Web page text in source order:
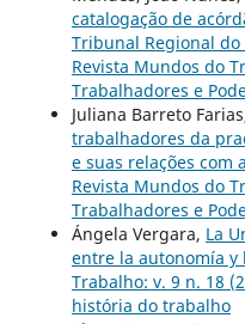
catalogação de
Tribunal Regional do
Revista Mundos do
Trabalhadores e
Juliana Barreto
trabalhadores da
e suas relações com
Revista Mundos do
Trabalhadores e
Ángela Vergara, La
entre la autonomía y
Trabalho: v. 9 n. 18
história do trabalho